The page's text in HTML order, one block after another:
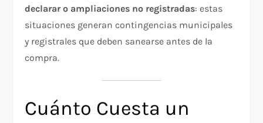
declarar o ampliaciones no registradas: estas
situaciones generan contingencias municipales
y registrales que deben sanearse antes de la
compra.
Cuánto Cuesta un